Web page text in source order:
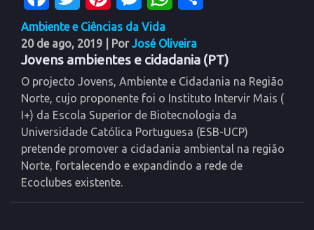
Ambiente e Ciências da Vida
20 de ago, 2019
| PorJosé Oliveira
Jovens ambientes e cidadania (PT)
O projecto Jovens, Ambiente e Cidadania na Região
Norte, cujo proponente foi o Instituto Intervir Mais (
I+) da Escola Superior de Biotecnologia da
Universidade Católica Portuguesa (ESB-UCP)
pretende promover a cidadania ambiental na região
Norte, fortalecendo e expandindo a rede de
Ecoclubes existente.